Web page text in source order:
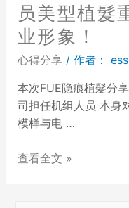
员美型植髮
业形象！
心得分享/ 作者：
本次FUE隐痕植髮分
司担任机组人员 本身
模样与电 …
查看全文 »